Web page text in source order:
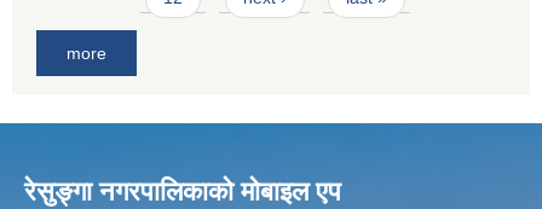
more
रेसुङ्गा नगरपालिकाकाे माेबाइल एप